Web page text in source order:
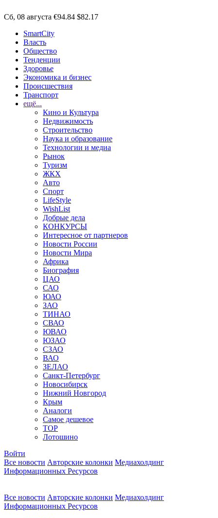
Сб, 08 августа €94.84 $82.17
SmartCity
Власть
Общество
Тенденции
Здоровье
Экономика и бизнес
Происшествия
Транспорт
ещё...
Кино и Культура
Недвижимость
Строительство
Наука и образование
Технологии и медиа
Рынок
Туризм
ЖКХ
Авто
Спорт
LifeStyle
WishList
Добрые дела
КОНКУРСЫ
Интересное от партнеров
Новости России
Новости Мира
Африка
Биография
ЦАО
САО
ЮАО
ЗАО
ТИНАО
СВАО
ЮВАО
ЮЗАО
СЗАО
ВАО
ЗЕЛАО
Санкт-Петербург
Новосибирск
Нижний Новгород
Крым
Аналоги
Самое дешевое
TOP
Лотошино
Войти
Все новости Авторские колонки Медиахолдинг
Информационных Ресурсов
Все новости Авторские колонки Медиахолдинг
Информационных Ресурсов